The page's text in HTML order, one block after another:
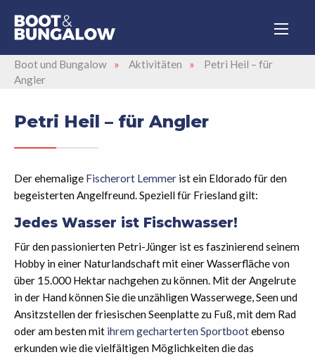
Boot und Bungalow » Aktivitäten »
Petri Heil – für
Angler
Petri Heil – für Angler
Der ehemalige Fischerort Lemmerist ein Eldorado für den
begeisterten Angelfreund. Speziell für Friesland gilt:
Jedes Wasser ist Fischwasser!
Für den passionierten Petri-Jünger ist es faszinierend seinem
Hobby in einer Naturlandschaft mit einer Wasserfläche von
über 15.000 Hektar nachgehen zu können. Mit der Angelrute
in der Hand können Sie die unzähligen Wasserwege, Seen und
Ansitzstellen der friesischen Seenplatte zu Fuß, mit dem Rad
oder am besten mit ihrem gecharterten Sportbootebenso
erkunden wie die vielfältigen Möglichkeiten die das